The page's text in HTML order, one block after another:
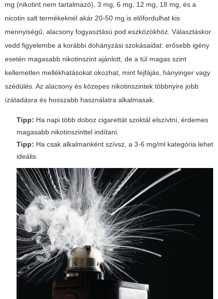
mg (nikotint nem tartalmazó), 3 mg, 6 mg, 12 mg, 18 mg, és a
nicotin salt termékeknél akár 20-50 mg is előfordulhat kis
mennyiségű, alacsony fogyasztású pod eszközökhöz. Választáskor
vedd figyelembe a korábbi dohányzási szokásaidat: erősebb igény
esetén magasabb nikotinszint ajánlott, de a túl magas szint
kellemetlen mellékhatásokat okozhat, mint fejfájás, hányinger vagy
szédülés. Az alacsony és közepes nikotinszintek többnyire jobb
ízátadásra és hosszabb használatra alkalmasak.
Tipp: Ha napi több doboz cigarettát szoktál elszívtni, érdemes
magasabb nikotinszinttel indítani.
Tipp: Ha csak alkalmanként szívsz, a 3-6 mg/ml kategória lehet
ideális.